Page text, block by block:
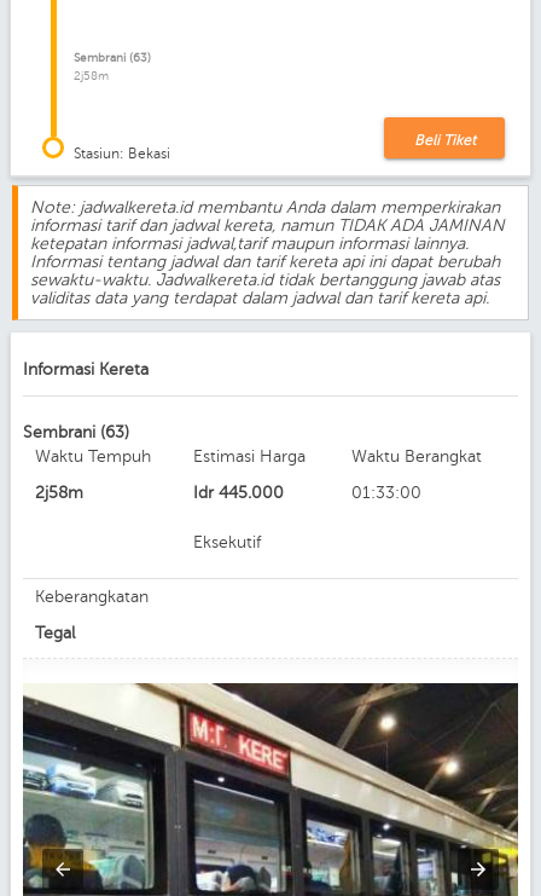
Sembrani (63)
2j58m
Stasiun: Bekasi
Beli Tiket
Note: jadwalkereta.id membantu Anda dalam memperkirakan
informasi tarif dan jadwal kereta, namun TIDAK ADA JAMINAN
ketepatan informasi jadwal,tarif maupun informasi lainnya.
Informasi tentang jadwal dan tarif kereta api ini dapat berubah
sewaktu-waktu. Jadwalkereta.id tidak bertanggung jawab atas
validitas data yang terdapat dalam jadwal dan tarif kereta api.
Informasi Kereta
Sembrani (63)
Waktu Tempuh
2j58m
Estimasi Harga
Idr 445.000
Eksekutif
Waktu Berangkat
01:33:00
Keberangkatan
Tegal